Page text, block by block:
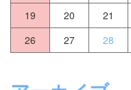
19
20 21
26
27 28